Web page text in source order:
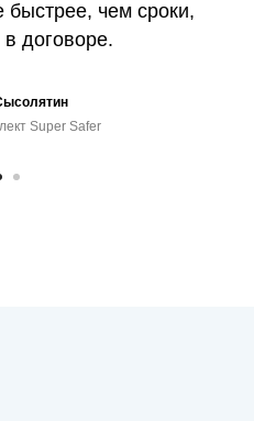
чем сроки,
договоре.
Super Safer